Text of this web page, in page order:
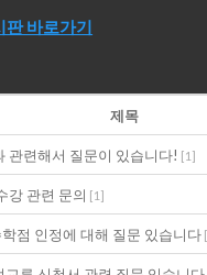
판 바로가기
제목
관련해서 질문이 있습니다! [1 ]
강 관련 문의 [1 ]
점 인정에 대해 질문 있습니다 [